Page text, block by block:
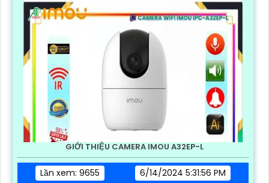
GIỚI THIỆU CAMERA IMOU A32EP-L
Lần xem: 9655
6/14/2024 5:31:56 PM